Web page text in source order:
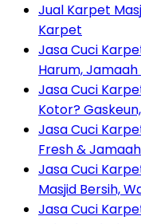
Jual Karpet
Karpet
Jasa Cuci
Harum, Jamaah
Jasa Cuci
Kotor?
Jasa Cuci
Fresh &
Jasa Cuci
Masjid Bersih,
Jasa Cuci